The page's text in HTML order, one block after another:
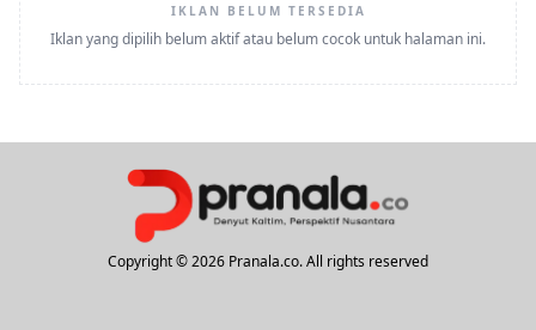
IKLAN BELUM TERSEDIA
Iklan yang dipilih belum aktif atau belum cocok untuk halaman ini.
Copyright © 2026 Pranala.co. All rights reserved